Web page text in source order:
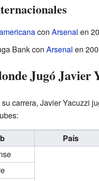
con Arsenal en
Bank con Arsenal en
Jugó Javier
carrera, Javier Yacuzzi
País